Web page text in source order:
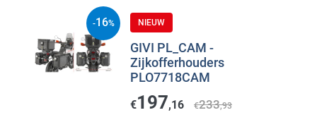
NIEUW
GIVI PL_CAM -
Zijkofferhouders
PLO7718CAM
€197,16 €233,93
-16%